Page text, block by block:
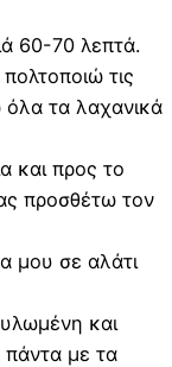
60-70 λεπτά.
τις
όλα τα λαχανικά
και προς το
προσθέτω τον
μου σε αλάτι
και
με τα